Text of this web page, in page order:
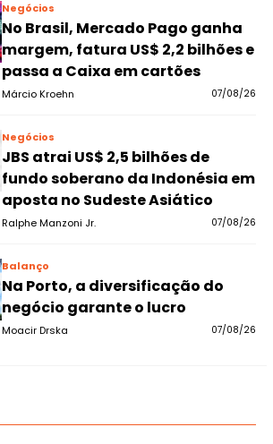
Negócios
No Brasil, Mercado Pago ganha
margem, fatura US$ 2,2 bilhões e
passa a Caixa em cartões
Márcio Kroehn 07/08/26
Negócios
JBS atrai US$ 2,5 bilhões de
fundo soberano da Indonésia em
aposta no Sudeste Asiático
Ralphe Manzoni Jr. 07/08/26
Balanço
Na Porto, a diversificação do
negócio garante o lucro
Moacir Drska 07/08/26